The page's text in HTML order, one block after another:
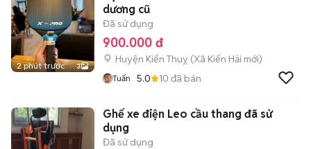
2 phút trước 3
dương cũ
Đã sử dụng
900.000 đ
Huyện Kiến Thuỵ (Xã Kiến Hải mới)
Tuấn 5.0 10 đã bán
Ghế xe điện Leo cầu thang đã sử
dụng
Đã sử dụng